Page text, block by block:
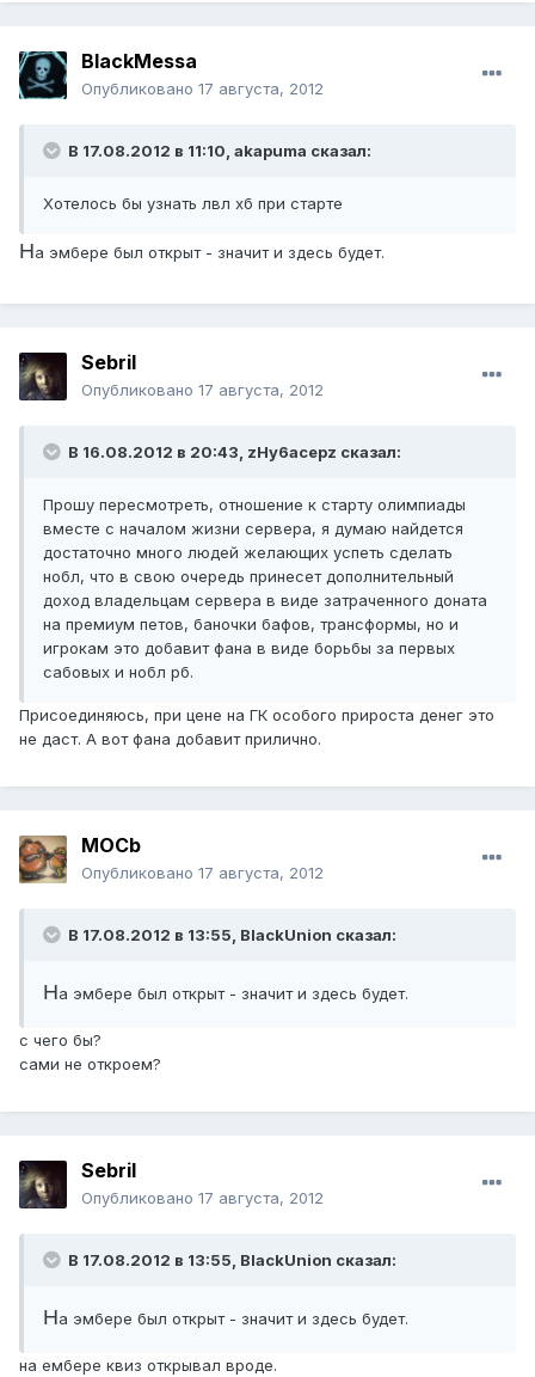
BlackMessa
Опубликовано 17 августа, 2012
В 17.08.2012 в 11:10, akapuma сказал:
Хотелось бы узнать лвл хб при старте
На эмбере был открыт - значит и здесь будет.
Sebril
Опубликовано 17 августа, 2012
В 16.08.2012 в 20:43, zHy6acepz сказал:
Прошу пересмотреть, отношение к старту олимпиады
вместе с началом жизни сервера, я думаю найдется
достаточно много людей желающих успеть сделать
нобл, что в свою очередь принесет дополнительный
доход владельцам сервера в виде затраченного доната
на премиум петов, баночки бафов, трансформы, но и
игрокам это добавит фана в виде борьбы за первых
сабовых и нобл рб.
Присоединяюсь, при цене на ГК особого прироста денег это
не даст. А вот фана добавит прилично.
MOCb
Опубликовано 17 августа, 2012
В 17.08.2012 в 13:55, BlackUnion сказал:
На эмбере был открыт - значит и здесь будет.
с чего бы?
сами не откроем?
Sebril
Опубликовано 17 августа, 2012
В 17.08.2012 в 13:55, BlackUnion сказал:
На эмбере был открыт - значит и здесь будет.
на ембере квиз открывал вроде.